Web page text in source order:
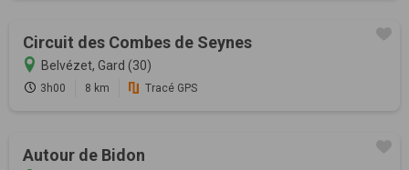
Circuit des Combes de Seynes
Belvézet, Gard (30)
3h00 8 km Tracé GPS
Autour de Bidon